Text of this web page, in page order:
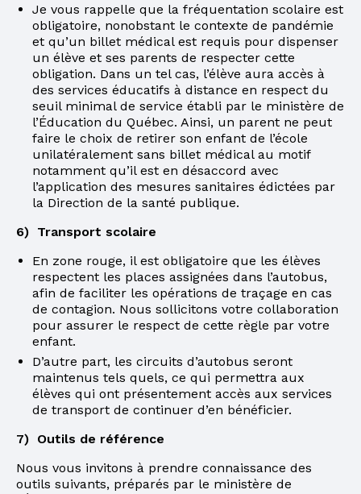
Je vous rappelle que la fréquentation scolaire est
obligatoire, nonobstant le contexte de pandémie
et qu’un billet médical est requis pour dispenser
un élève et ses parents de respecter cette
obligation. Dans un tel cas, l’élève aura accès à
des services éducatifs à distance en respect du
seuil minimal de service établi par le ministère de
l’Éducation du Québec. Ainsi, un parent ne peut
faire le choix de retirer son enfant de l’école
unilatéralement sans billet médical au motif
notamment qu’il est en désaccord avec
l’application des mesures sanitaires édictées par
la Direction de la santé publique.
6) Transport scolaire
En zone rouge, il est obligatoire que les élèves
respectent les places assignées dans l’autobus,
afin de faciliter les opérations de traçage en cas
de contagion. Nous sollicitons votre collaboration
pour assurer le respect de cette règle par votre
enfant.
D’autre part, les circuits d’autobus seront
maintenus tels quels, ce qui permettra aux
élèves qui ont présentement accès aux services
de transport de continuer d’en bénéficier.
7) Outils de référence
Nous vous invitons à prendre connaissance des
outils suivants, préparés par le ministère de